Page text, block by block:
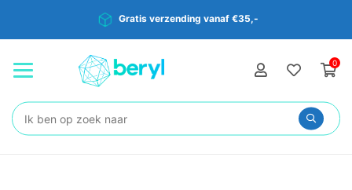
Gratis verzending vanaf €35,-
0
Zoeken: